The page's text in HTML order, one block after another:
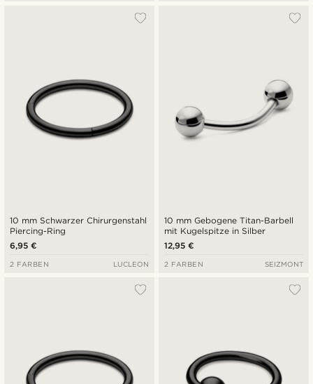
10 mm Schwarzer Chirurgenstahl
Piercing-Ring
6,95 €
2 FARBEN LUCLEON
10 mm Gebogene Titan-Barbell
mit Kugelspitze in Silber
12,95 €
2 FARBEN SEIZMONT